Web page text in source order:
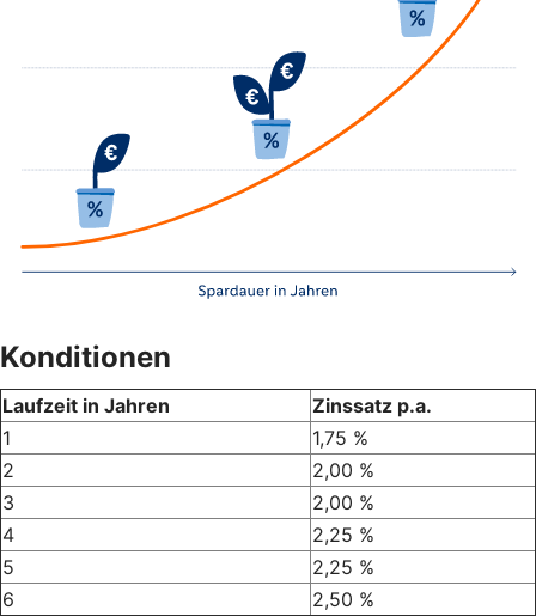
Konditionen
Laufzeit in Jahren
Zinssatz p.a.
1
1,75 %
2
2,00 %
3
2,00 %
4
2,25 %
5
2,25 %
6
2,50 %